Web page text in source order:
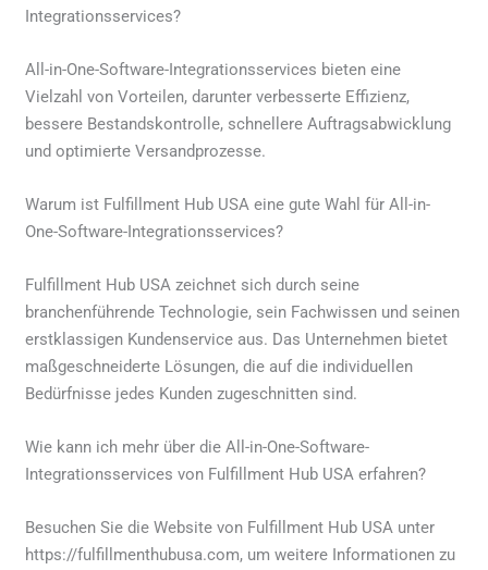
Integrationsservices?
All-in-One-Software-Integrationsservices bieten eine
Vielzahl von Vorteilen, darunter verbesserte Effizienz,
bessere Bestandskontrolle, schnellere Auftragsabwicklung
und optimierte Versandprozesse.
Warum ist Fulfillment Hub USA eine gute Wahl für All-in-
One-Software-Integrationsservices?
Fulfillment Hub USA zeichnet sich durch seine
branchenführende Technologie, sein Fachwissen und seinen
erstklassigen Kundenservice aus. Das Unternehmen bietet
maßgeschneiderte Lösungen, die auf die individuellen
Bedürfnisse jedes Kunden zugeschnitten sind.
Wie kann ich mehr über die All-in-One-Software-
Integrationsservices von Fulfillment Hub USA erfahren?
Besuchen Sie die Website von Fulfillment Hub USA unter
https://fulfillmenthubusa.com, um weitere Informationen zu